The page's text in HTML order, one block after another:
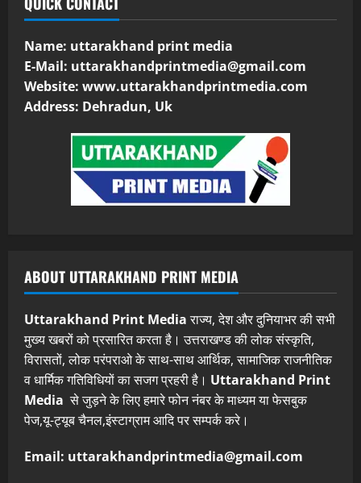
Name: uttarakhand print media
E-Mail: uttarakhandprintmedia@gmail.com
Website: www.uttarakhandprintmedia.com
Address: Dehradun, Uk
ABOUT UTTARAKHAND PRINT MEDIA
Uttarakhand Print Mediaराज्य, देश और दुनियाभर की सभी
मुख्य खबरों को प्रसारित करता है। उत्तराखण्ड की लोक संस्कृति,
विरासतों, लोक परंपराओ के साथ-साथ आर्थिक, सामाजिक राजनीतिक
व धार्मिक गतिविधियों का सजग प्रहरी है। Uttarakhand Print
Media से जुड़ने के लिए हमारे फोन नंबर के माध्यम या फेसबुक
पेज,यू-ट्यूब चैनल,इंस्टाग्राम आदि पर सम्पर्क करे।
Email: uttarakhandprintmedia@gmail.com